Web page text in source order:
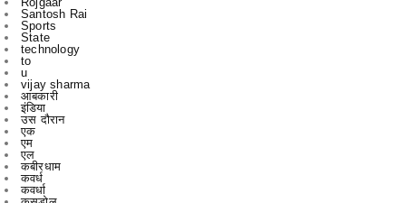
to
u
vijay sharma
आबकारी
इंडिया
उस दौरान
एक
एम
एल
कबीरधाम
कवर्ध
कवर्धा
कसडोल
कोंडागांव
ग्छत्तीसगढ़
ग्रामी
ग्रामीण